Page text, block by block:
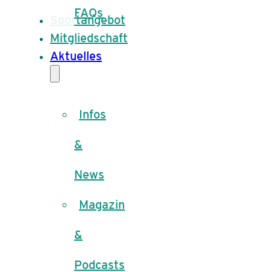
FAQs
Sportangebot
Mitgliedschaft
Aktuelles
Infos
&
News
Magazin
&
Podcasts